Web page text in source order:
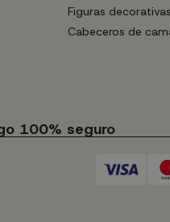
Figuras decorativas
Cabeceros de
100% seguro